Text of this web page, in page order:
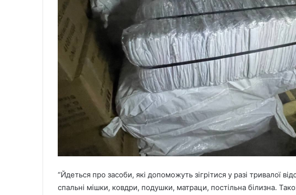
“Йдеться про засоби, які допоможуть зігрітися у разі тривалої
спальні мішки, ковдри, подушки, матраци, постільна білизна.